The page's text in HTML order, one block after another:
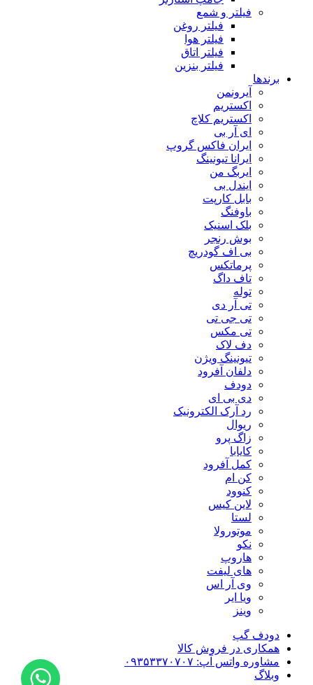
فیلتر و شمع
فیلتر روغن
فیلتر هوا
فیلتر اتاق
فیلتر بنزین
برندها
آیرونمن
اکستریم
اکستریم کلاچ
ای آر بی
ایران فاکس گروپ
ایرانا تیونینگ
ایربگ من
ایندل بی
بابل کارپت
باوفنگ
بلک اسنیک
بوش رنجر
بی اف گودریچ
پرماتکس
تاف داگ
توله
تی آر دی
تی جی تی
تی مکس
دف لاک
تیونینگ ویژن
دلفان آفرود
دودف
دی بی ای
رد آرک الکترونیک
ریوال
زاگ پرو
کایابا
کمل آفرود
کن ام
کنوود
لاین کیس
لستا
موتورولا
نکو
هاروپ
های لیفت
وی آر اس
ویا ایر
وینز
دودف گپ
همکاری در فروش کالا
مشاوره واتس آپ: ۰۹۳۵۳۳۷۰۷۰۷
وبلاگ